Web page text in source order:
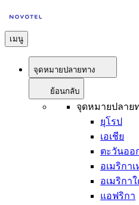
เมนู
จุดหมายปลายทาง
ย้อนกลับ
จุดหมายปลาย
ยุโรป
เอเชีย
ตะวันออ
อเมริกา
อเมริกา
แอฟริกา